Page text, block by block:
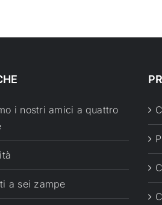
i nostri amici a quattro
a sei zampe